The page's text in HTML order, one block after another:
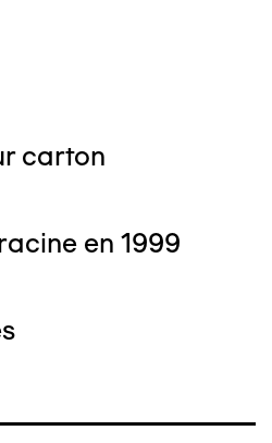
carton
en 1999